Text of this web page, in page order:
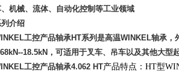
机械、流体、自动化控制等工业领域
介绍
工控产品轴承HT系列是高温WINKEL轴承，
18.5kN ，可适用于叉车、吊车以及其他大型
工控产品轴承4.062 HT产品特点：HT型